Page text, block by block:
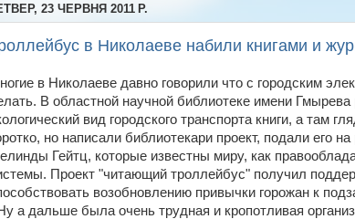
23 ЧЕРВНЯ 2011 Р.
в Николаеве набили книгами и
в Николаеве давно говорили что с городским
В областной научной библиотеке имени
вид городского транспорта книги, а там
но написали библиотекари проект, подали его
Гейтц, которые известны миру, как
Проект "читающий троллейбус" получил
возобновлению привычки горожан к
а дальше была очень трудная и кропотливая